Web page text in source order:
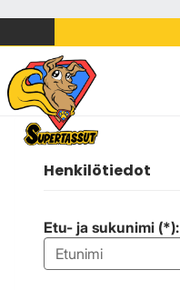
Henkilötiedot
Etu- ja sukunimi (*):